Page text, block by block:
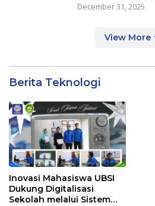
December 31, 2025
View More
Berita Teknologi
Inovasi Mahasiswa UBSI
Dukung Digitalisasi
Sekolah melalui Sistem